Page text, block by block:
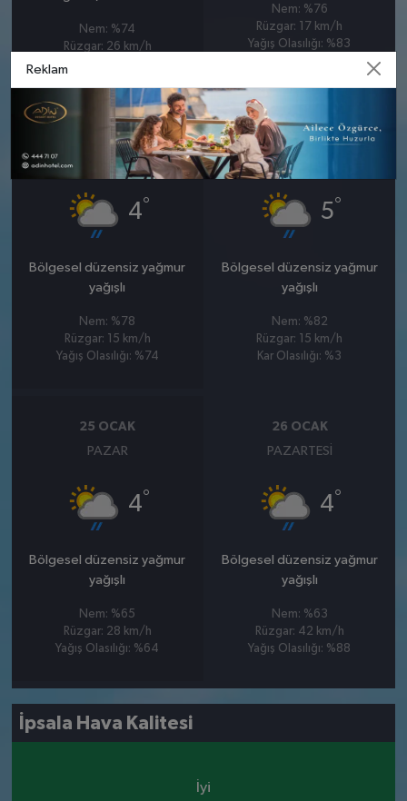
Nem: %74
Rüzgar: 26 km/h
Nem: %76
Rüzgar: 17 km/h
Yağış Olasılığı: %83
23 OCAK
CUMA
4°
Bölgesel düzensiz yağmur
yağışlı
Nem: %78
Rüzgar: 15 km/h
Yağış Olasılığı: %74
24 OCAK
CUMARTESI
5°
Bölgesel düzensiz yağmur
yağışlı
Nem: %82
Rüzgar: 15 km/h
Kar Olasılığı: %3
25 OCAK
PAZAR
4°
Bölgesel düzensiz yağmur
yağışlı
Nem: %65
Rüzgar: 28 km/h
Yağış Olasılığı: %64
26 OCAK
PAZARTESI
4°
Bölgesel düzensiz yağmur
yağışlı
Nem: %63
Rüzgar: 42 km/h
Yağış Olasılığı: %88
İpsala Hava Kalitesi
İyi
Reklam